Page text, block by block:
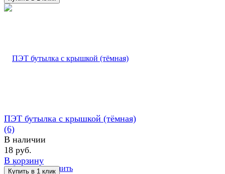
избранное сравнить
ПЭТ бутылка с крышкой (тёмная)
(6)
В наличии
18 руб.
В корзину